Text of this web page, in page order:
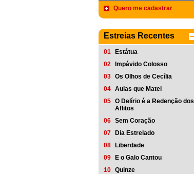
Quero me cadastrar
Estreias Recentes
01
Estátua
02
Impávido Colosso
03 Os Olhos de Cecília
04 Aulas que Matei
05 O Delírio é a Redenção dos
Aflitos
06 Sem Coração
07
Dia Estrelado
08
Liberdade
09
E o Galo Cantou
10 Quinze